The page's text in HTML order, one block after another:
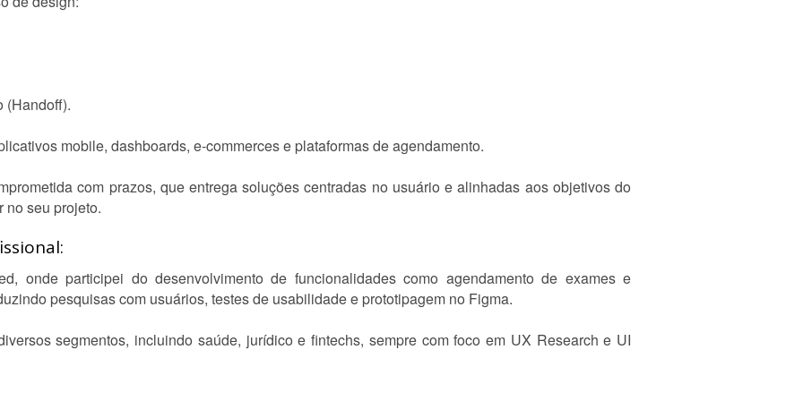
(Handoff).
mobile, dashboards, e-commerces e plataformas de agendamento.
com prazos, que entrega soluções centradas no usuário e alinhadas aos objetivos do
no seu projeto.
onde participei do desenvolvimento de funcionalidades como agendamento de exames e
pesquisas com usuários, testes de usabilidade e prototipagem no Figma.
segmentos, incluindo saúde, jurídico e fintechs, sempre com foco em UX Research e UI